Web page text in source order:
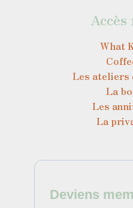
What
Les ateliers
La
Les
La
Deviens